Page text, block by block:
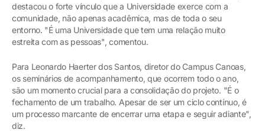
destacou o forte vínculo que a Universidade exerce com a
comunidade, não apenas acadêmica, mas de toda o seu
entorno. "É uma Universidade que tem uma relação muito
estreita com as pessoas", comentou.
Para Leonardo Haerter dos Santos, diretor do Campus Canoas,
os seminários de acompanhamento, que ocorrem todo o ano,
são um momento crucial para a consolidação do projeto. "É o
fechamento de um trabalho. Apesar de ser um ciclo contínuo, é
um processo marcante de encerrar uma etapa e seguir adiante",
diz.